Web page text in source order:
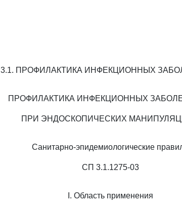
3.1. ПРОФИЛАКТИКА ИНФЕКЦИОННЫХ
ПРОФИЛАКТИКА ИНФЕКЦИОННЫХ
ПРИ ЭНДОСКОПИЧЕСКИХ
Санитарно-эпидемиологические
СП 3.1.1275-03
I. Область применения